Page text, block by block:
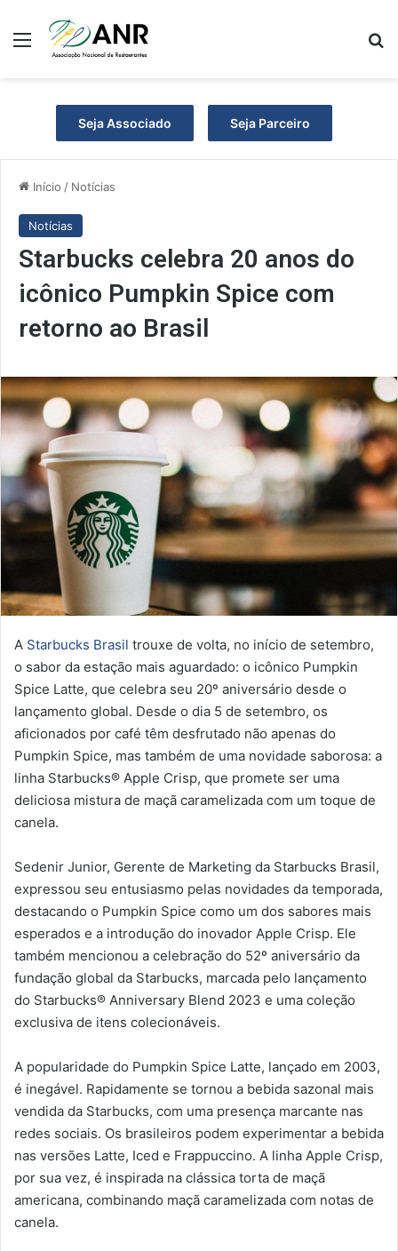
Menu
Seja Associado Seja Parceiro
Início / Notícias
Notícias
Starbucks celebra 20 anos do
icônico Pumpkin Spice com
retorno ao Brasil
A Starbucks Brasil trouxe de volta, no início de setembro,
o sabor da estação mais aguardado: o icônico Pumpkin
Spice Latte, que celebra seu 20º aniversário desde o
lançamento global. Desde o dia 5 de setembro, os
aficionados por café têm desfrutado não apenas do
Pumpkin Spice, mas também de uma novidade saborosa: a
linha Starbucks® Apple Crisp, que promete ser uma
deliciosa mistura de maçã caramelizada com um toque de
canela.
Sedenir Junior, Gerente de Marketing da Starbucks Brasil,
expressou seu entusiasmo pelas novidades da temporada,
destacando o Pumpkin Spice como um dos sabores mais
esperados e a introdução do inovador Apple Crisp. Ele
também mencionou a celebração do 52º aniversário da
fundação global da Starbucks, marcada pelo lançamento
do Starbucks® Anniversary Blend 2023 e uma coleção
exclusiva de itens colecionáveis.
A popularidade do Pumpkin Spice Latte, lançado em 2003,
é inegável. Rapidamente se tornou a bebida sazonal mais
vendida da Starbucks, com uma presença marcante nas
redes sociais. Os brasileiros podem experimentar a bebida
nas versões Latte, Iced e Frappuccino. A linha Apple Crisp,
por sua vez, é inspirada na clássica torta de maçã
americana, combinando maçã caramelizada com notas de
canela.